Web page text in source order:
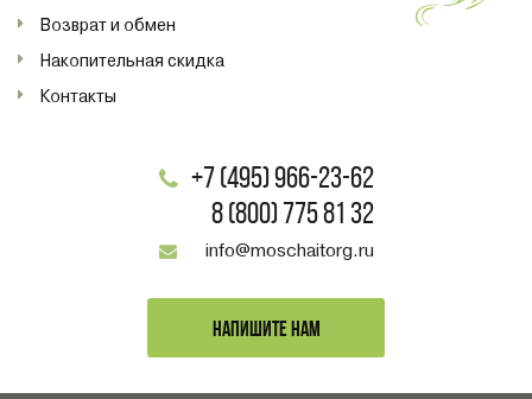
Возврат и обмен
Накопительная скидка
Контакты
+7 (495) 966-23-62
8 (800) 775 81 32
info@moschaitorg.ru
НАПИШИТЕ НАМ